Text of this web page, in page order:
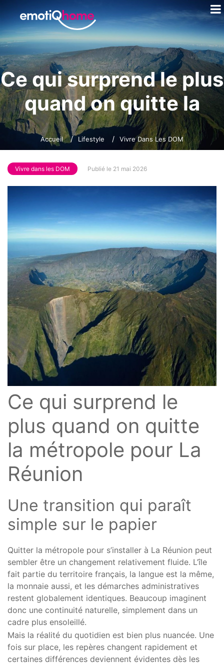
Ce qui surprend le plus
quand on quitte la
métropole pour La
Réunion
Accueil Lifestyle Vivre Dans Les DOM
Vivre dans les DOM Publié le 21 mai 2026
Ce qui surprend le
plus quand on quitte
la métropole pour La
Réunion
Une transition qui paraît
simple sur le papier
Quitter la métropole pour s’installer à La Réunion peut
sembler être un changement relativement fluide. L’île
fait partie du territoire français, la langue est la même,
la monnaie aussi, et les démarches administratives
restent globalement identiques. Beaucoup imaginent
donc une continuité naturelle, simplement dans un
cadre plus ensoleillé.
Mais la réalité du quotidien est bien plus nuancée. Une
fois sur place, les repères changent rapidement et
certaines différences deviennent évidentes dès les